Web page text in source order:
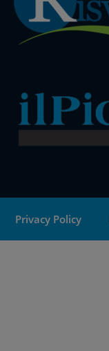
Privacy Policy